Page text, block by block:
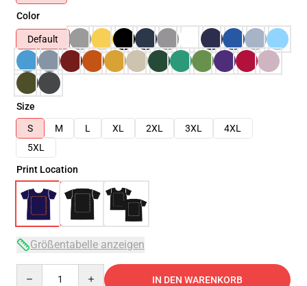
Color
Default
Size
S
M L XL 2XL 3XL
4XL
5XL
Print Location
Größentabelle anzeigen
IN DEN WARENKORB